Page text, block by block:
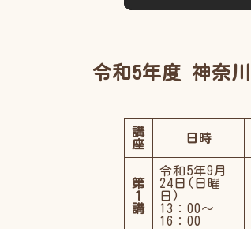
令和5年度 神奈
講
座
日時
第
１
講
令和5年9月
24日(日曜
日)
13：00～
16：00